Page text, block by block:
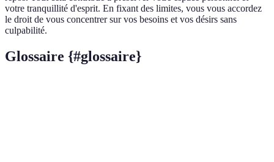
votre tranquillité d'esprit. En fixant des limites, vous vous accordez
le droit de vous concentrer sur vos besoins et vos désirs sans
culpabilité.
Glossaire {#glossaire}